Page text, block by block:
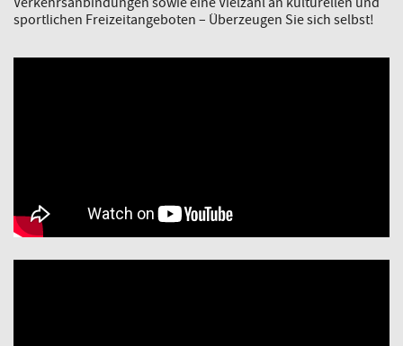
sportlichen Freizeitangeboten – Überzeugen Sie sich selbst!